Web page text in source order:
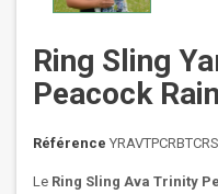
Ring Sling
Peacock
Référence YRAVTPCRBTCRS
Le Ring Sling Ava Trinity